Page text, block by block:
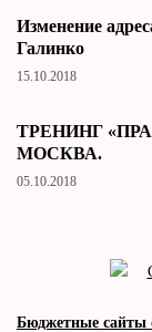
Изменение
Галинко
15.10.2018
ТРЕНИНГ
МОСКВА.
05.10.2018
Бюджетные сайты